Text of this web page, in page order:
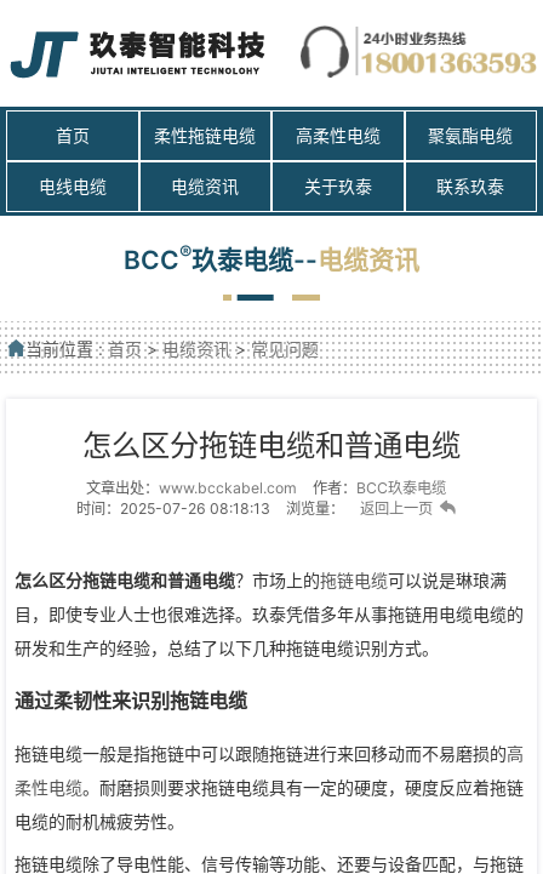
首页 柔性拖链电缆 高柔性电缆 聚氨酯电缆
电线电缆 电缆资讯 关于玖泰 联系玖泰
BCC®玖泰电缆--电缆资讯
当前位置 :首页>电缆资讯>常见问题
怎么区分拖链电缆和普通电缆
文章出处： www.bcckabel.com 作者： BCC玖泰电缆
时间：2025-07-26 08:18:13
浏览量： 返回上一页
怎么区分拖链电缆和普通电缆？市场上的拖链电缆可以说是琳琅满
目，即使专业人士也很难选择。玖泰凭借多年从事拖链用电缆电缆的
研发和生产的经验，总结了以下几种拖链电缆识别方式。
通过柔韧性来识别拖链电缆
拖链电缆一般是指拖链中可以跟随拖链进行来回移动而不易磨损的高
柔性电缆。耐磨损则要求拖链电缆具有一定的硬度，硬度反应着拖链
电缆的耐机械疲劳性。
拖链电缆除了导电性能、信号传输等功能、还要与设备匹配，与拖链